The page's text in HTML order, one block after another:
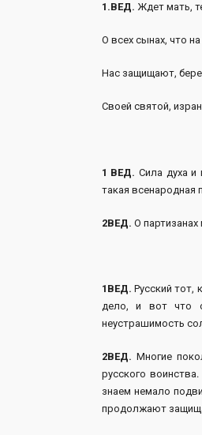
1.ВЕД. Ждет мать,
О всех сынах, что
Нас защищают,
Своей святой,
1 ВЕД. Сила духа
такая всенародная
2ВЕД. О
1ВЕД. Русский тот,
дело, и вот что
неустрашимость
2ВЕД. Многие
русского
знаем немало
продолжают